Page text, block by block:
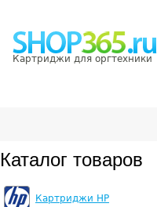
Картриджи для оргтехники
Каталог товаров
Картриджи HP